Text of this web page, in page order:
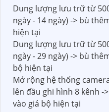
Dung lượng lưu trữ từ
ngày - 14 ngày) -> bù
hiện tại
Dung lượng lưu trữ từ
ngày - 29 ngày) -> bù
bộ hiện tại
Mở rộng hệ thống
lên đầu ghi hình 8 kênh -
vào giá bộ hiện tại